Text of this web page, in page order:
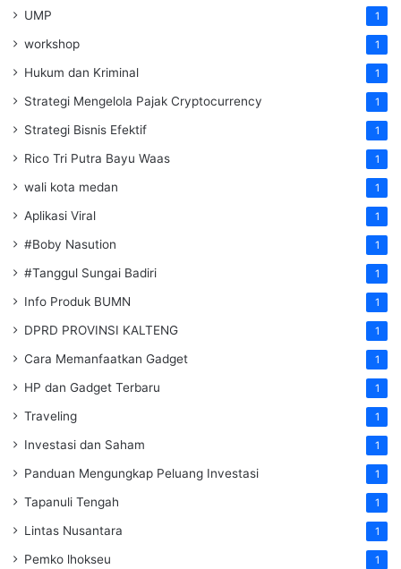
UMP 1
workshop 1
Hukum dan Kriminal 1
Strategi Mengelola Pajak Cryptocurrency 1
Strategi Bisnis Efektif 1
Rico Tri Putra Bayu Waas 1
wali kota medan 1
Aplikasi Viral 1
#Boby Nasution 1
#Tanggul Sungai Badiri 1
Info Produk BUMN 1
DPRD PROVINSI KALTENG 1
Cara Memanfaatkan Gadget 1
HP dan Gadget Terbaru 1
Traveling 1
Investasi dan Saham 1
Panduan Mengungkap Peluang Investasi 1
Tapanuli Tengah 1
Lintas Nusantara 1
Pemko lhokseu 1